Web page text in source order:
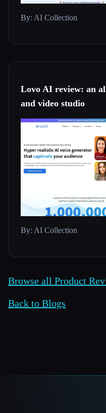
By: AI Collection
Lovo AI review: an
and video studio
By: AI Collection
Browse all Product
Back to Blogs